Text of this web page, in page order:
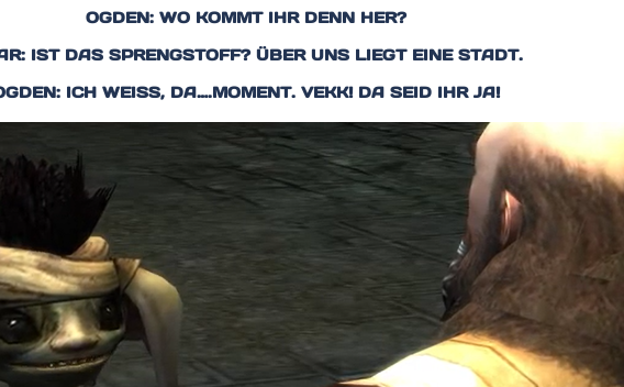
OGDEN: WO KOMMT IHR DENN HER?
IST DAS SPRENGSTOFF? ÜBER UNS LIEGT EINE STADT.
ICH WEISS, DA….MOMENT. VEKK! DA SEID IHR JA!